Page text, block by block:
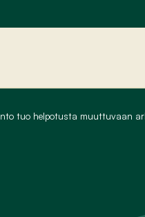
tuo helpotusta muuttuvaan